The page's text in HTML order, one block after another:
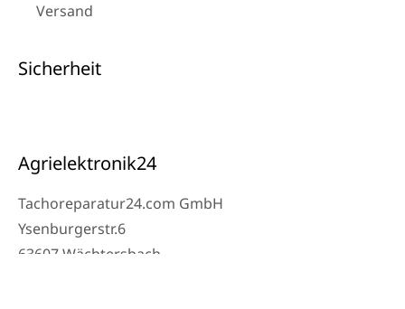
Versand
Sicherheit
Agrielektronik24
Tachoreparatur24.com GmbH
Ysenburgerstr.6
63607 Wächtersbach